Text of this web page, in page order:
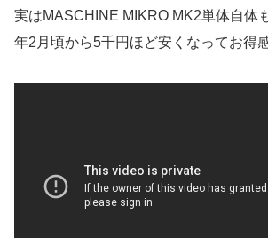
実はMASCHINE MIKRO MK2単体自体
年2月頃から5千円ほど安くなってお得